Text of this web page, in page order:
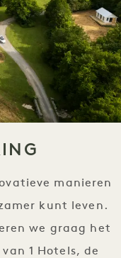
manieren
kunt leven.
we graag het
1 Hotels, de